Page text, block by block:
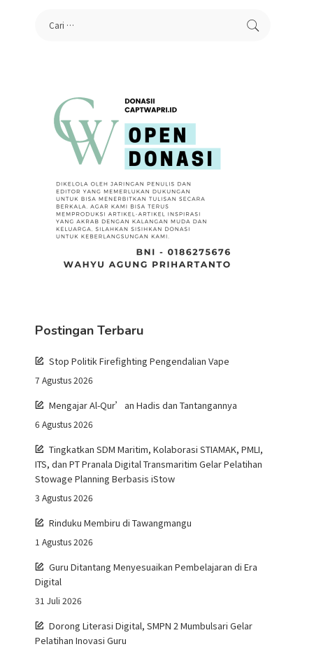
Postingan Terbaru
Stop Politik Firefighting Pengendalian Vape
7 Agustus 2026
Mengajar Al-Qur’an Hadis dan Tantangannya
6 Agustus 2026
Tingkatkan SDM Maritim, Kolaborasi STIAMAK, PMLI,
ITS, dan PT Pranala Digital Transmaritim Gelar Pelatihan
Stowage Planning Berbasis iStow
3 Agustus 2026
Rinduku Membiru di Tawangmangu
1 Agustus 2026
Guru Ditantang Menyesuaikan Pembelajaran di Era
Digital
31 Juli 2026
Dorong Literasi Digital, SMPN 2 Mumbulsari Gelar
Pelatihan Inovasi Guru